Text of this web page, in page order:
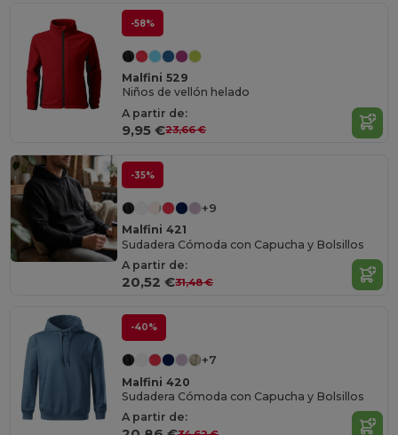
-58%
Malfini 529
Niños de vellón helado
A partir de:
9,95 €23,66 €
-35%
+9
Malfini 421
Sudadera Cómoda con Capucha y Bolsillos
A partir de:
20,52 €31,48 €
-40%
+7
Malfini 420
Sudadera Cómoda con Capucha y Bolsillos
A partir de: